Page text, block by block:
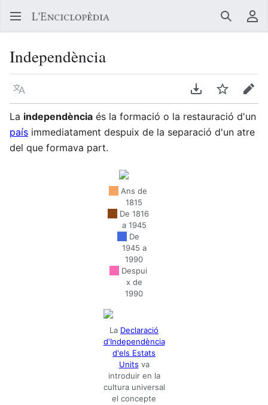
Buscar
Independència
Llegir en un atre idioma Descarregar en
Vigilar
La independència és la formació o la restauració d'un
país immediatament despuix de la separació d'un atre
del que formava part.
Ans de
1815
De 1816
a 1945
De
1945 a
1990
Despui
x de
1990
La Declaració
d'Independència
d'els Estats
Units va
introduir en la
cultura universal
el concepte